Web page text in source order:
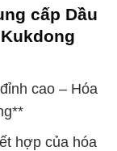
cấp Dầu
cao – Hóa
hợp của hóa